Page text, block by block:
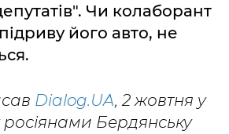
Чи колаборант
його авто, не
Dialog.UA, 2 жовтня у
Бердянську